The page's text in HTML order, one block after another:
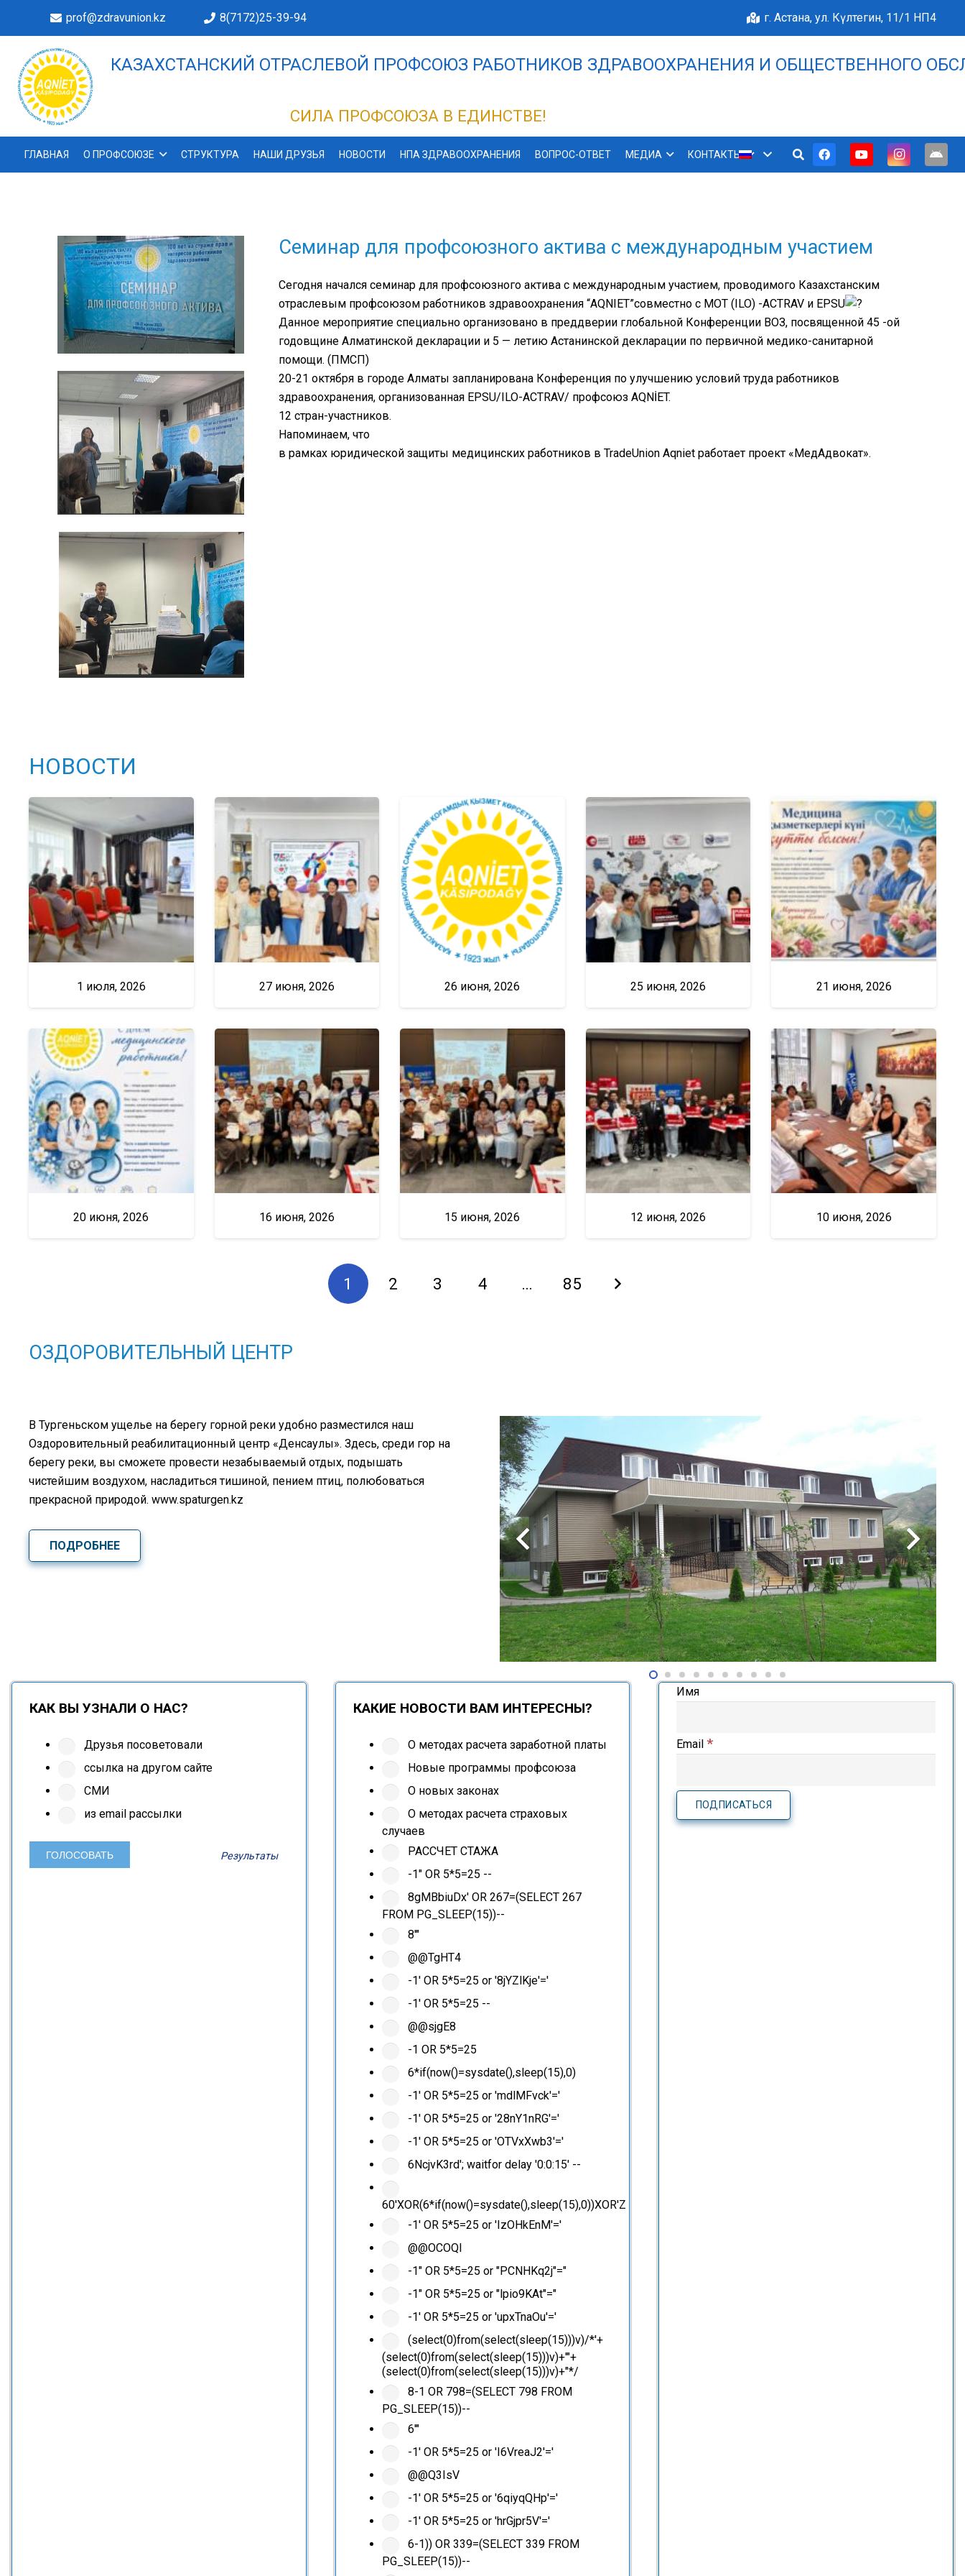
prof@zdravunion.kz 8(7172)25-39-94 г. Астана, ул. Күлтегин, 11/1 НП4
КАЗАХСТАНСКИЙ ОТРАСЛЕВОЙ ПРОФСОЮЗ РАБОТНИКОВ ЗДРАВООХРАНЕНИЯ И ОБЩЕСТВЕННОГО
СИЛА ПРОФСОЮЗА В ЕДИНСТВЕ!
ГЛАВНАЯ О ПРОФСОЮЗЕ СТРУКТУРА НАШИ ДРУЗЬЯ НОВОСТИ НПА ЗДРАВООХРАНЕНИЯ ВОПРОС-ОТВЕТ МЕДИА КОНТАКТЫ
Семинар для профсоюзного актива с международным участием
Сегодня начался семинар для профсоюзного актива с международным участием, проводимого Казахстанским
отраслевым профсоюзом работников здравоохранения “AQNIET”совместно с МОТ (ILO) -ACTRAV и EPSU
Данное мероприятие специально организовано в преддверии глобальной Конференции ВОЗ, посвященной 45 -ой
годовщине Алматинской декларации и 5 — летию Астанинской декларации по первичной медико-санитарной
помощи. (ПМСП)
20-21 октября в городе Алматы запланирована Конференция по улучшению условий труда работников
здравоохранения, организованная EPSU/ILO-ACTRAV/ профсоюз AQNİET.
12 стран-участников.
Напоминаем, что
в рамках юридической защиты медицинских работников в TradeUnion Aqniet работает проект «МедАдвокат».
НОВОСТИ
1 июля, 2026 27 июня, 2026 26 июня, 2026 25 июня, 2026 21 июня, 2026
20 июня, 2026 16 июня, 2026 15 июня, 2026 12 июня, 2026 10 июня, 2026
1 2 3 4 … 85
ОЗДОРОВИТЕЛЬНЫЙ ЦЕНТР
В Тургеньском ущелье на берегу горной реки удобно разместился наш
Оздоровительный реабилитационный центр «Денсаулық». Здесь, среди гор на
берегу реки, вы сможете провести незабываемый отдых, подышать
чистейшим воздухом, насладиться тишиной, пением птиц, полюбоваться
прекрасной природой. www.spaturgen.kz
ПОДРОБНЕЕ
КАК ВЫ УЗНАЛИ О НАС?
Друзья посоветовали
ссылка на другом сайте
СМИ
из email рассылки
Результаты
КАКИЕ НОВОСТИ ВАМ ИНТЕРЕСНЫ?
О методах расчета заработной платы
Новые программы профсоюза
О новых законах
О методах расчета страховых
случаев
РАССЧЕТ СТАЖА
-1" OR 5*5=25 --
8gMBbiuDx' OR 267=(SELECT 267
FROM PG_SLEEP(15))--
8'"
@@TgHT4
-1' OR 5*5=25 or '8jYZlKje'='
-1' OR 5*5=25 --
@@sjgE8
-1 OR 5*5=25
6*if(now()=sysdate(),sleep(15),0)
-1' OR 5*5=25 or 'mdlMFvck'='
-1' OR 5*5=25 or '28nY1nRG'='
-1' OR 5*5=25 or 'OTVxXwb3'='
6NcjvK3rd'; waitfor delay '0:0:15' --
60'XOR(6*if(now()=sysdate(),sleep(15),0))XOR'Z
-1' OR 5*5=25 or 'IzOHkEnM'='
@@OCOQl
-1" OR 5*5=25 or "PCNHKq2j"="
-1" OR 5*5=25 or "lpio9KAt"="
-1' OR 5*5=25 or 'upxTnaOu'='
(select(0)from(select(sleep(15)))v)/*'+
(select(0)from(select(sleep(15)))v)+'"+
(select(0)from(select(sleep(15)))v)+"*/
8-1 OR 798=(SELECT 798 FROM
PG_SLEEP(15))--
6'"
-1' OR 5*5=25 or 'I6VreaJ2'='
@@Q3IsV
-1' OR 5*5=25 or '6qiyqQHp'='
-1' OR 5*5=25 or 'hrGjpr5V'='
6-1)) OR 339=(SELECT 339 FROM
PG_SLEEP(15))--
Имя
Email*